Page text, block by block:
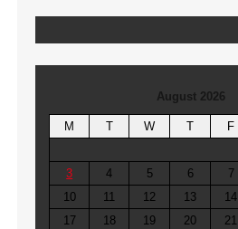
August 2026
M T W T F
3
4 5 6 7
10
11 12 13 14
17
18 19 20 21